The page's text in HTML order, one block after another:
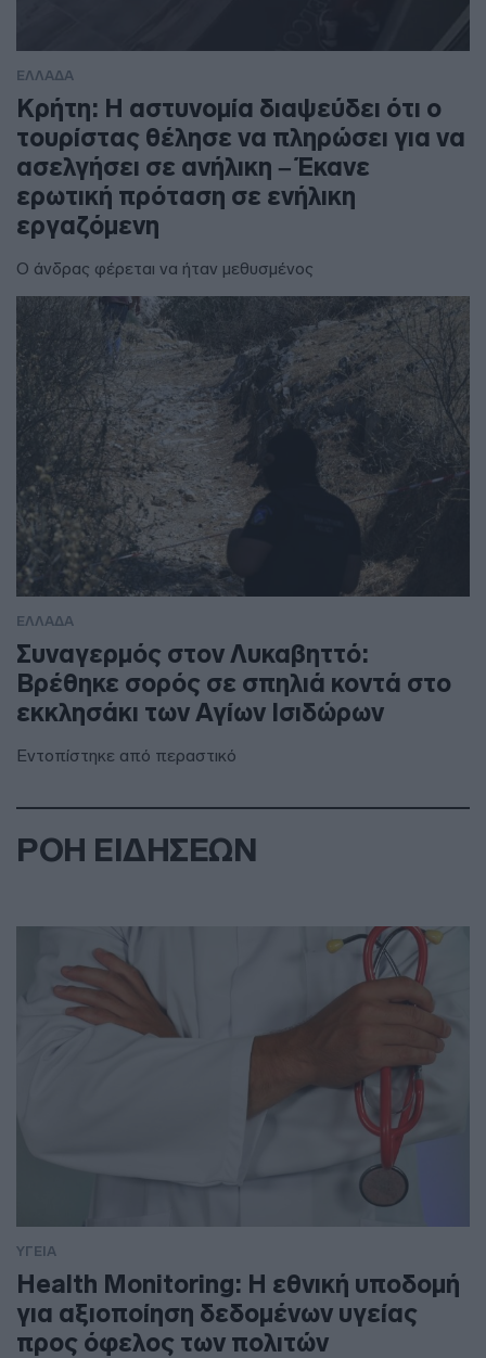
ΕΛΛΑΔΑ
Κρήτη: Η αστυνομία διαψεύδει ότι ο
τουρίστας θέλησε να πληρώσει για να
ασελγήσει σε ανήλικη – Έκανε
ερωτική πρόταση σε ενήλικη
εργαζόμενη
Ο άνδρας φέρεται να ήταν μεθυσμένος
ΕΛΛΑΔΑ
Συναγερμός στον Λυκαβηττό:
Βρέθηκε σορός σε σπηλιά κοντά στο
εκκλησάκι των Αγίων Ισιδώρων
Εντοπίστηκε από περαστικό
ΡΟΗ ΕΙΔΗΣΕΩΝ
ΥΓΕΙΑ
Health Monitoring: Η εθνική υποδομή
για αξιοποίηση δεδομένων υγείας
προς όφελος των πολιτών